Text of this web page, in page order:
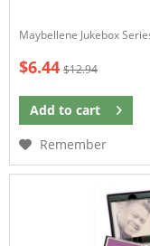
Maybellene Jukebox
$6.44 $12.94
Add to cart
Remember